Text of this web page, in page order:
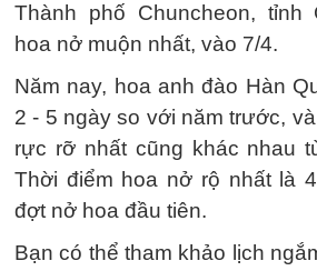
Thành phố Chuncheon, tỉnh
hoa nở muộn nhất, vào 7/4.
Năm nay, hoa anh đào Hàn
2 - 5 ngày so với năm trước,
rực rỡ nhất cũng khác nhau
Thời điểm hoa nở rộ nhất là
đợt nở hoa đầu tiên.
Bạn có thể tham khảo lịch